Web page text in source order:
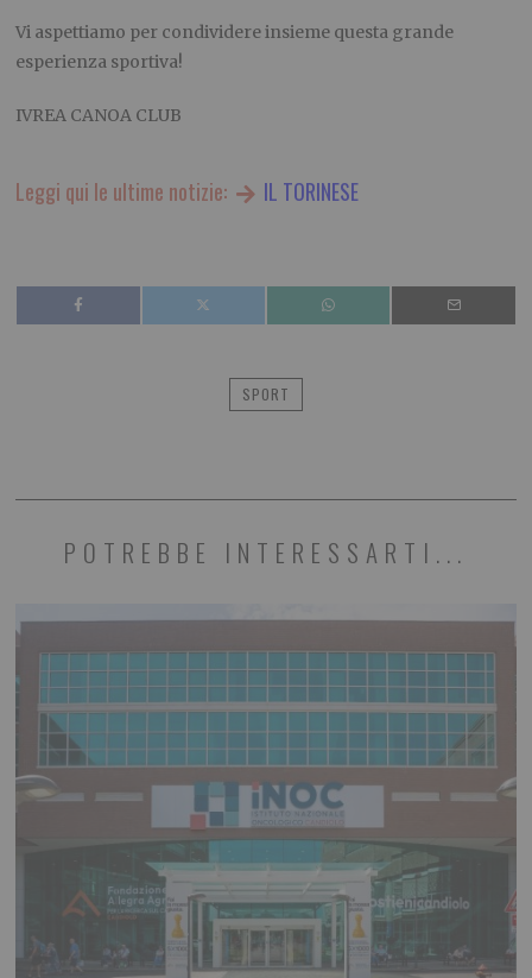
Vi aspettiamo per condividere insieme questa grande
esperienza sportiva!
IVREA CANOA CLUB
Leggi qui le ultime notizie: IL TORINESE
SPORT
POTREBBE INTERESSARTI...